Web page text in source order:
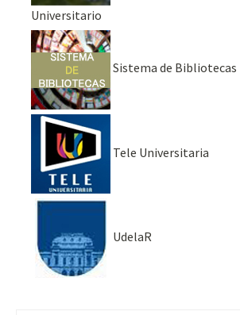
Universitario
Sistema de Bibliotecas
Tele Universitaria
UdelaR